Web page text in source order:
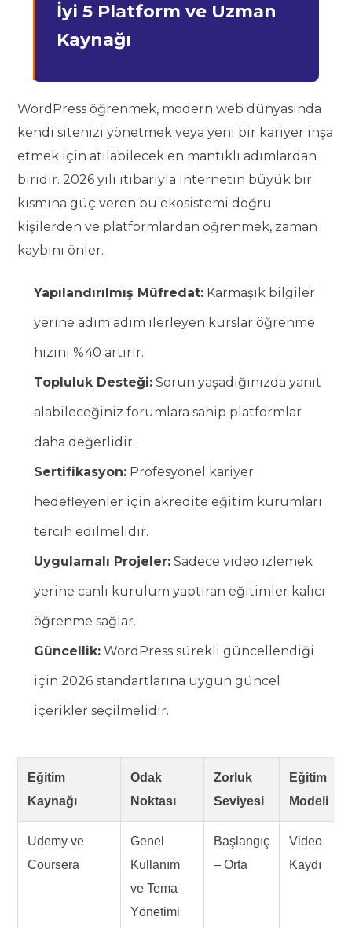
İyi 5 Platform ve Uzman
Kaynağı
WordPress öğrenmek, modern web dünyasında
kendi sitenizi yönetmek veya yeni bir kariyer inşa
etmek için atılabilecek en mantıklı adımlardan
biridir. 2026 yılı itibarıyla internetin büyük bir
kısmına güç veren bu ekosistemi doğru
kişilerden ve platformlardan öğrenmek, zaman
kaybını önler.
Yapılandırılmış Müfredat: Karmaşık bilgiler
yerine adım adım ilerleyen kurslar öğrenme
hızını %40 artırır.
Topluluk Desteği: Sorun yaşadığınızda yanıt
alabileceğiniz forumlara sahip platformlar
daha değerlidir.
Sertifikasyon: Profesyonel kariyer
hedefleyenler için akredite eğitim kurumları
tercih edilmelidir.
Uygulamalı Projeler: Sadece video izlemek
yerine canlı kurulum yaptıran eğitimler kalıcı
öğrenme sağlar.
Güncellik: WordPress sürekli güncellendiği
için 2026 standartlarına uygun güncel
içerikler seçilmelidir.
Eğitim
Kaynağı
Odak
Noktası
Zorluk
Seviyesi
Eğitim
Modeli
Udemy ve
Coursera
Genel
Kullanım
ve Tema
Yönetimi
Başlangıç
– Orta
Video
Kaydı